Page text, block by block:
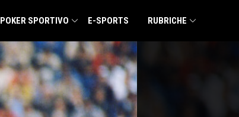
POKER SPORTIVO E-SPORTS RUBRICHE